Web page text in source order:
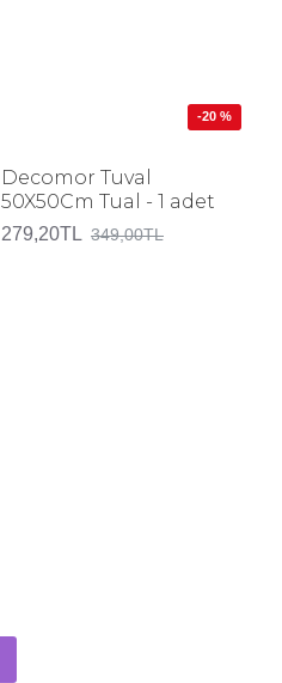
-20 %
Decomor Tuval
50X50Cm Tual - 1 adet
279,20TL 349,00TL